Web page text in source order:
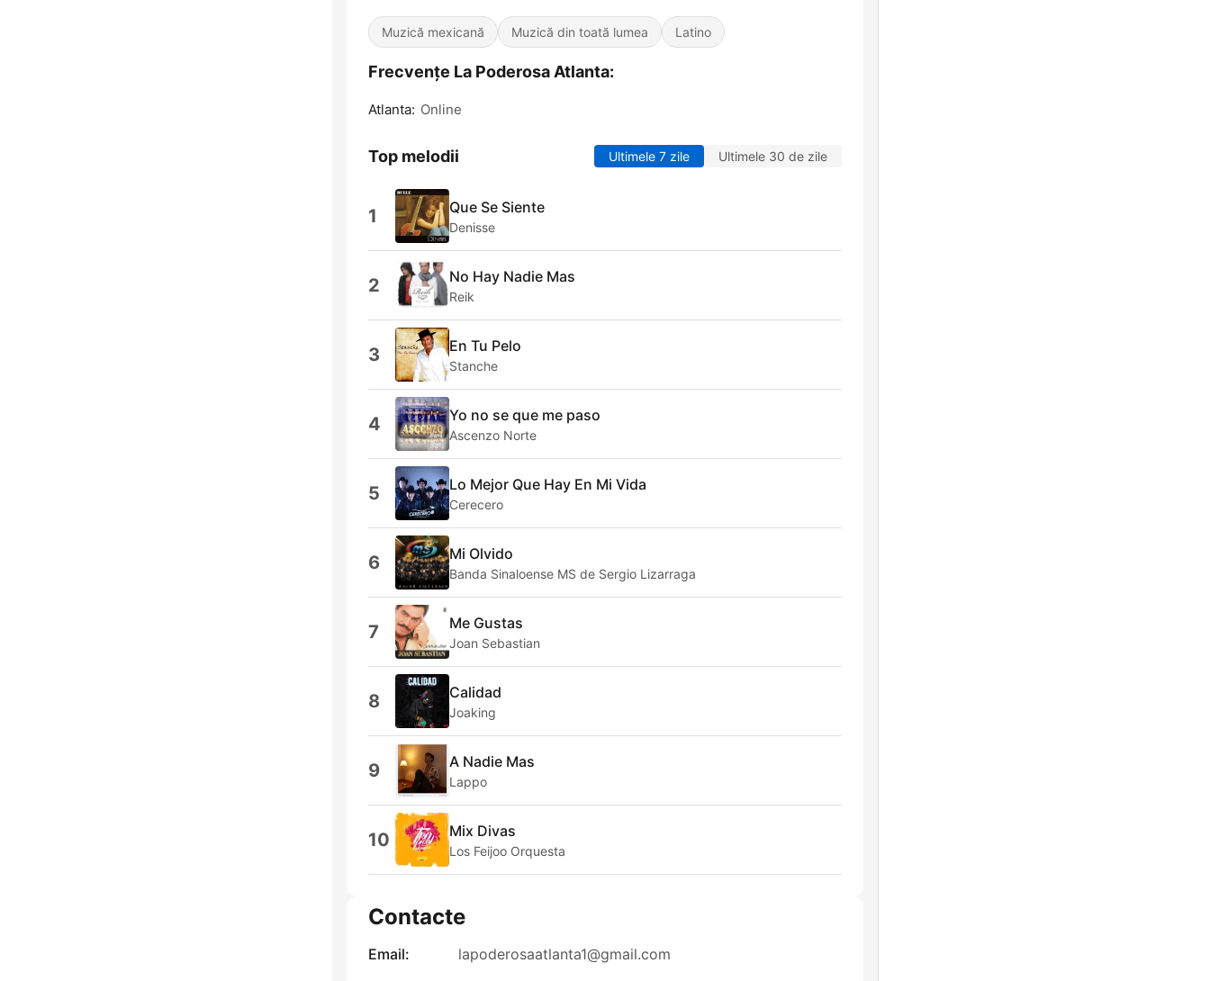
Muzică mexicană Muzică din toată lumea Latino
Frecvențe La Poderosa Atlanta:
Atlanta: Online
Top melodii Ultimele 7 zile Ultimele 30 de zile
1 Que Se Siente
Denisse
2 No Hay Nadie Mas
Reik
3 En Tu Pelo
Stanche
4 Yo no se que me paso
Ascenzo Norte
5 Lo Mejor Que Hay En Mi Vida
Cerecero
6 Mi Olvido
Banda Sinaloense MS de Sergio Lizarraga
7 Me Gustas
Joan Sebastian
8 Calidad
Joaking
9 A Nadie Mas
Lappo
10 Mix Divas
Los Feijoo Orquesta
Contacte
Email: lapoderosaatlanta1@gmail.com